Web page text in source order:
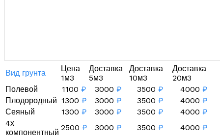
Вид грунта
Цена
1м3
Доставка
5м3
Доставка
10м3
Доставка
20м3
Полевой
1100 ₽ 3000 ₽ 3500 ₽ 4000 ₽
Плодородный 1300 ₽ 3000 ₽ 3500 ₽ 4000 ₽
Сеяный
1300 ₽ 3000 ₽ 3500 ₽ 4000 ₽
4х
компонентный
2500 ₽ 3000 ₽ 3500 ₽ 4000 ₽